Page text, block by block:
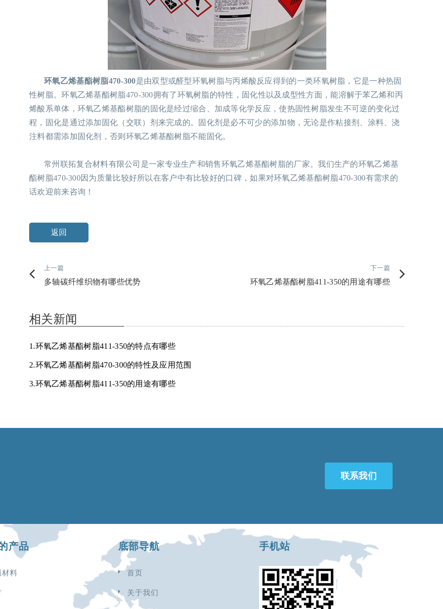
环氧乙烯基酯树脂470-300是由双型或醛型环氧树脂与丙烯酸反应得到的一类环氧树脂，它是一种热固
性树脂。环氧乙烯基酯树脂470-300拥有了环氧树脂的特性，固化性以及成型性方面，能溶解于苯乙烯和丙
烯酸系单体，环氧乙烯基酯树脂的固化是经过缩合、加成等化学反应，使热固性树脂发生不可逆的变化过
程，固化是通过添加固化（交联）剂来完成的。固化剂是必不可少的添加物，无论是作粘接剂、涂料、浇
注料都需添加固化剂，否则环氧乙烯基酯树脂不能固化。
常州联拓复合材料有限公司是一家专业生产和销售环氧乙烯基酯树脂的厂家。我们生产的环氧乙烯基
酯树脂470-300因为质量比较好所以在客户中有比较好的口碑，如果对环氧乙烯基酯树脂470-300有需求的
话欢迎前来咨询！
返回
上一篇
多轴碳纤维织物有哪些优势
下一篇
环氧乙烯基酯树脂411-350的用途有哪些
相关新闻
1.环氧乙烯基酯树脂411-350的特点有哪些
2.环氧乙烯基酯树脂470-300的特性及应用范围
3.环氧乙烯基酯树脂411-350的用途有哪些
联系我们
产品
材料
底部导航
首页
关于我们
手机站